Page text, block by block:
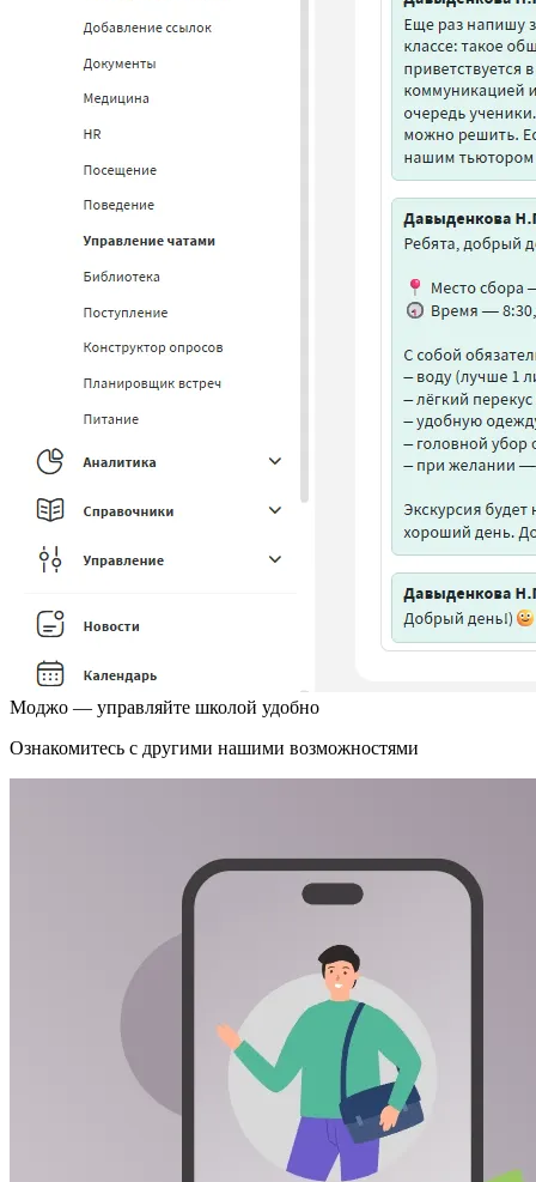
Моджо — управляйте школой удобно
Ознакомитесь с другими нашими возможностями